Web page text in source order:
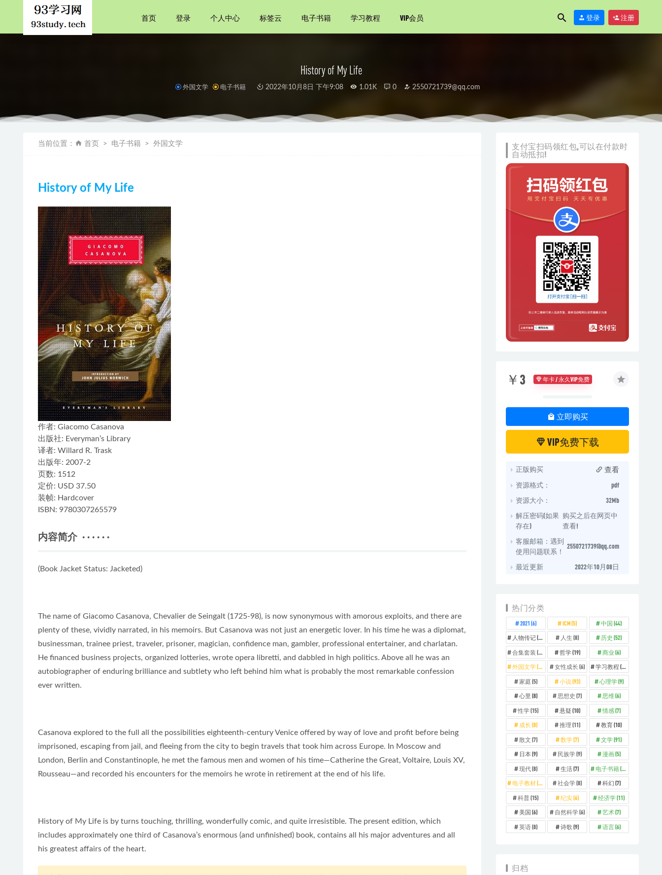
首页 登录 个人中心 标签云 电子书籍 学习教程 VIP会员 登录 注册
History of My Life
外国文学 电子书籍 2022年10月8日 下午9:08 1.01K 0 2550721739@qq.com
当前位置： 首页 电子书籍 外国文学
History of My Life
作者: Giacomo Casanova
出版社: Everyman’s Library
译者: Willard R. Trask
出版年: 2007-2
页数: 1512
定价: USD 37.50
装帧: Hardcover
ISBN: 9780307265579
内容简介 · · · · · ·
(Book Jacket Status: Jacketed)
The name of Giacomo Casanova, Chevalier de Seingalt (1725-98), is now synonymous with amorous exploits, and there are
plenty of these, vividly narrated, in his memoirs. But Casanova was not just an energetic lover. In his time he was a diplomat,
businessman, trainee priest, traveler, prisoner, magician, confidence man, gambler, professional entertainer, and charlatan.
He financed business projects, organized lotteries, wrote opera libretti, and dabbled in high politics. Above all he was an
autobiographer of enduring brilliance and subtlety who left behind him what is probably the most remarkable confession
ever written.
Casanova explored to the full all the possibilities eighteenth-century Venice offered by way of love and profit before being
imprisoned, escaping from jail, and fleeing from the city to begin travels that took him across Europe. In Moscow and
London, Berlin and Constantinople, he met the famous men and women of his time—Catherine the Great, Voltaire, Louis XV,
Rousseau—and recorded his encounters for the memoirs he wrote in retirement at the end of his life.
History of My Life is by turns touching, thrilling, wonderfully comic, and quite irresistible. The present edition, which
includes approximately one third of Casanova’s enormous (and unfinished) book, contains all his major adventures and all
his greatest affairs of the heart.
支付宝扫码领红包,可以在付款时
自动抵扣!
￥3 年卡 / 永久VIP免费
立即购买
VIP免费下载
正版购买 查看
资源格式：
pdf
资源大小：
32Mb
解压密码(如果
存在)
购买之后在网页中
查看!
客服邮箱：遇到
使用问题联系！
2550721739@qq.com
最近更新 2022年10月08日
热门分类
2021 (6) ICM(5) 中国 (44)
人物传记(14) 人生 (8) 历史 (52)
合集套装 (11) 哲学(19) 商业 (6)
外国文学(26) 女性成长 (6) 学习教程 (12)
家庭 (5) 小说(93) 心理学(9)
心里 (8) 思想史 (7) 思维(6)
性学(15) 悬疑 (10) 情感(7)
成长 (8) 推理 (11) 教育(10)
散文 (7) 数学(7) 文学(91)
日本(9) 民族学(9) 漫画(5)
现代(8) 生活(7) 电子书籍(329)
电子教材(73) 社会学(8) 科幻 (7)
科普(15) 纪实(6) 经济学(11)
美国 (6) 自然科学(6) 艺术(7)
英语(8) 诗歌 (9) 语言(6)
归档
如何阅读一本书 2020-11-30